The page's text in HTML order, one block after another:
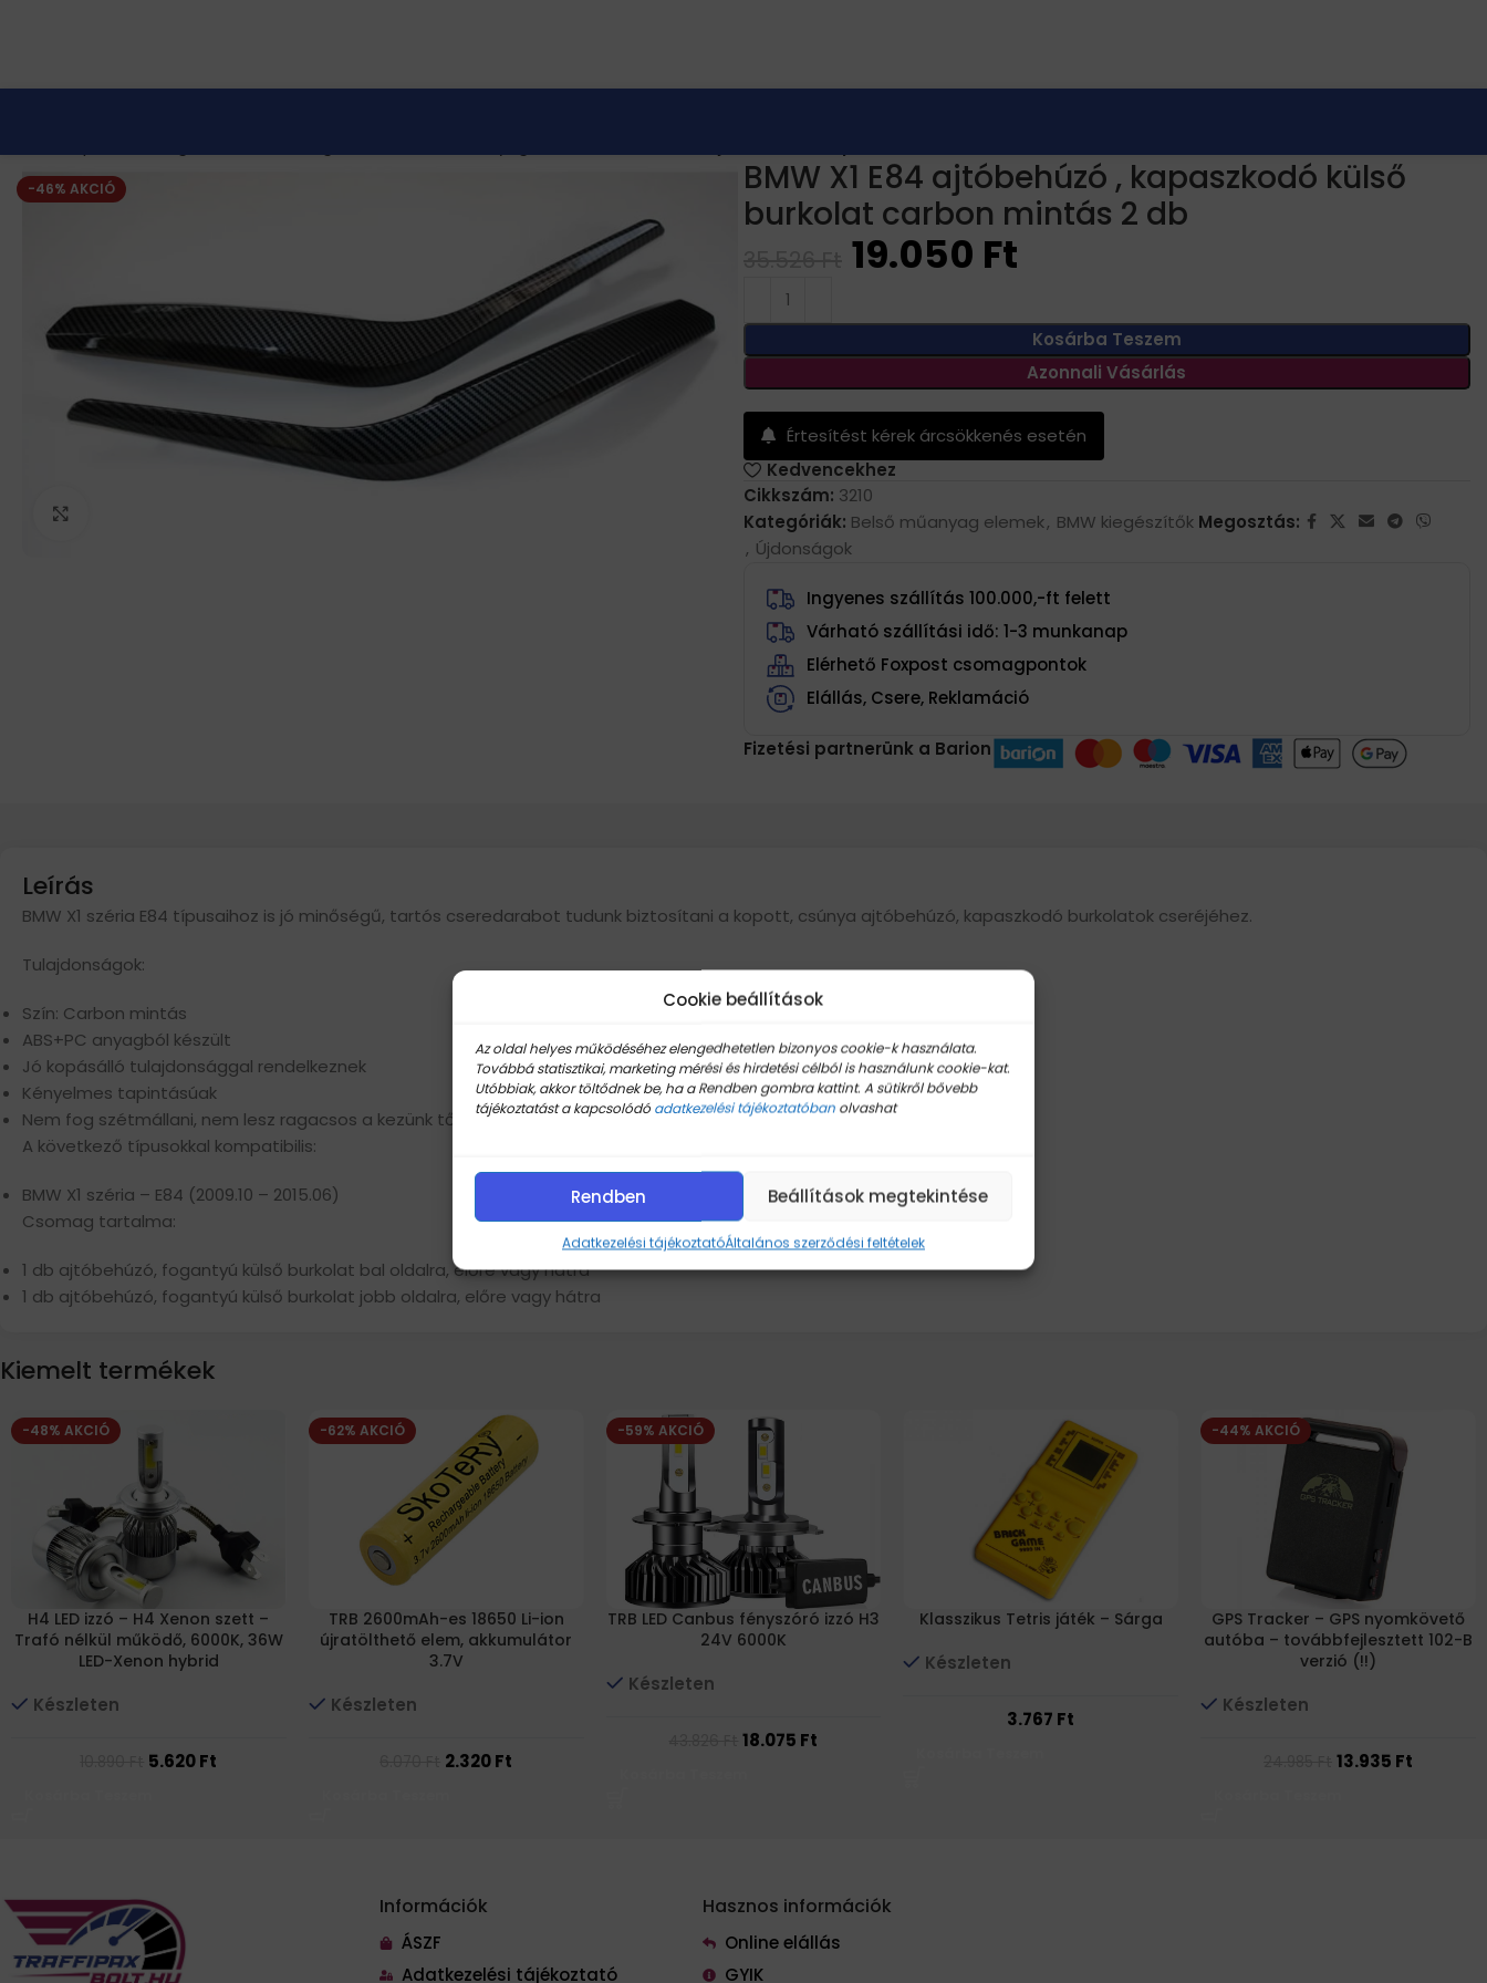
Cookie beállítások
Az oldal helyes működéséhez elengedhetetlen bizonyos cookie-k használata.
Továbbá statisztikai, marketing mérési és hirdetési célból is használunk cookie-kat.
Utóbbiak, akkor töltődnek be, ha a Rendben gombra kattint. A sütikről bővebb
tájékoztatást a kapcsolódó adatkezelési tájékoztatóban olvashat
Rendben Beállítások megtekintése
Adatkezelési tájékoztatóÁltalános szerződési feltételek
-46% AKCIÓ
BMW X1 E84 ajtóbehúzó , kapaszkodó külső
burkolat carbon mintás 2 db
19.050 Ft
Kosárba Teszem
Azonnali Vásárlás
Értesítést kérek árcsökkenés esetén
Kedvencekhez
Cikkszám: 3210
Kategóriák: Belső műanyag elemek, BMW kiegészítők
, Újdonságok
Megosztás:
Ingyenes szállítás 100.000,-ft felett
Várható szállítási idő: 1-3 munkanap
Elérhető Foxpost csomagpontok
Elállás, Csere, Reklamáció
Fizetési partnerünk a Barion
Leírás
BMW X1 széria E84 típusaihoz is jó minőségű, tartós cseredarabot tudunk biztosítani a kopott, csúnya ajtóbehúzó, kapaszkodó burkolatok cseréjéhez.
Tulajdonságok:
Szín: Carbon mintás
ABS+PC anyagból készült
Jó kopásálló tulajdonsággal rendelkeznek
Kényelmes tapintásúak
Nem fog szétmállani, nem lesz ragacsos a kezünk tőle
A következő típusokkal kompatibilis:
BMW X1 széria – E84 (2009.10 – 2015.06)
Csomag tartalma:
1 db ajtóbehúzó, fogantyú külső burkolat bal oldalra, előre vagy hátra
1 db ajtóbehúzó, fogantyú külső burkolat jobb oldalra, előre vagy hátra
Kiemelt termékek
-48% AKCIÓ
H4 LED izzó – H4 Xenon szett –
Trafó nélkül működő, 6000K, 36W
LED-Xenon hybrid
Készleten
5.620Ft
-62% AKCIÓ
TRB 2600mAh-es 18650 Li-ion
újratölthető elem, akkumulátor
3.7V
Készleten
2.320Ft
-59% AKCIÓ
TRB LED Canbus fényszóró izzó H3
24V 6000K
Készleten
18.075 Ft
Klasszikus Tetris játék – Sárga
Készleten
3.767 Ft
-44% AKCIÓ
GPS Tracker – GPS nyomkövető
autóba – továbbfejlesztett 102-B
verzió (!!)
Készleten
13.935 Ft
Információk
ÁSZF
Adatkezelési tájékoztató
Hasznos információk
Online elállás
GYIK